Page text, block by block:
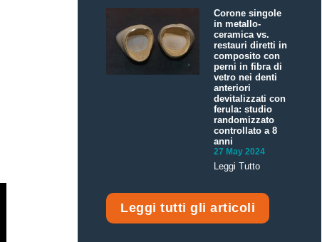
Corone singole
in metallo-
ceramica vs.
restauri diretti in
composito con
perni in fibra di
vetro nei denti
anteriori
devitalizzati con
ferula: studio
randomizzato
controllato a 8
anni
27 May 2024
Leggi Tutto
Leggi tutti gli articoli